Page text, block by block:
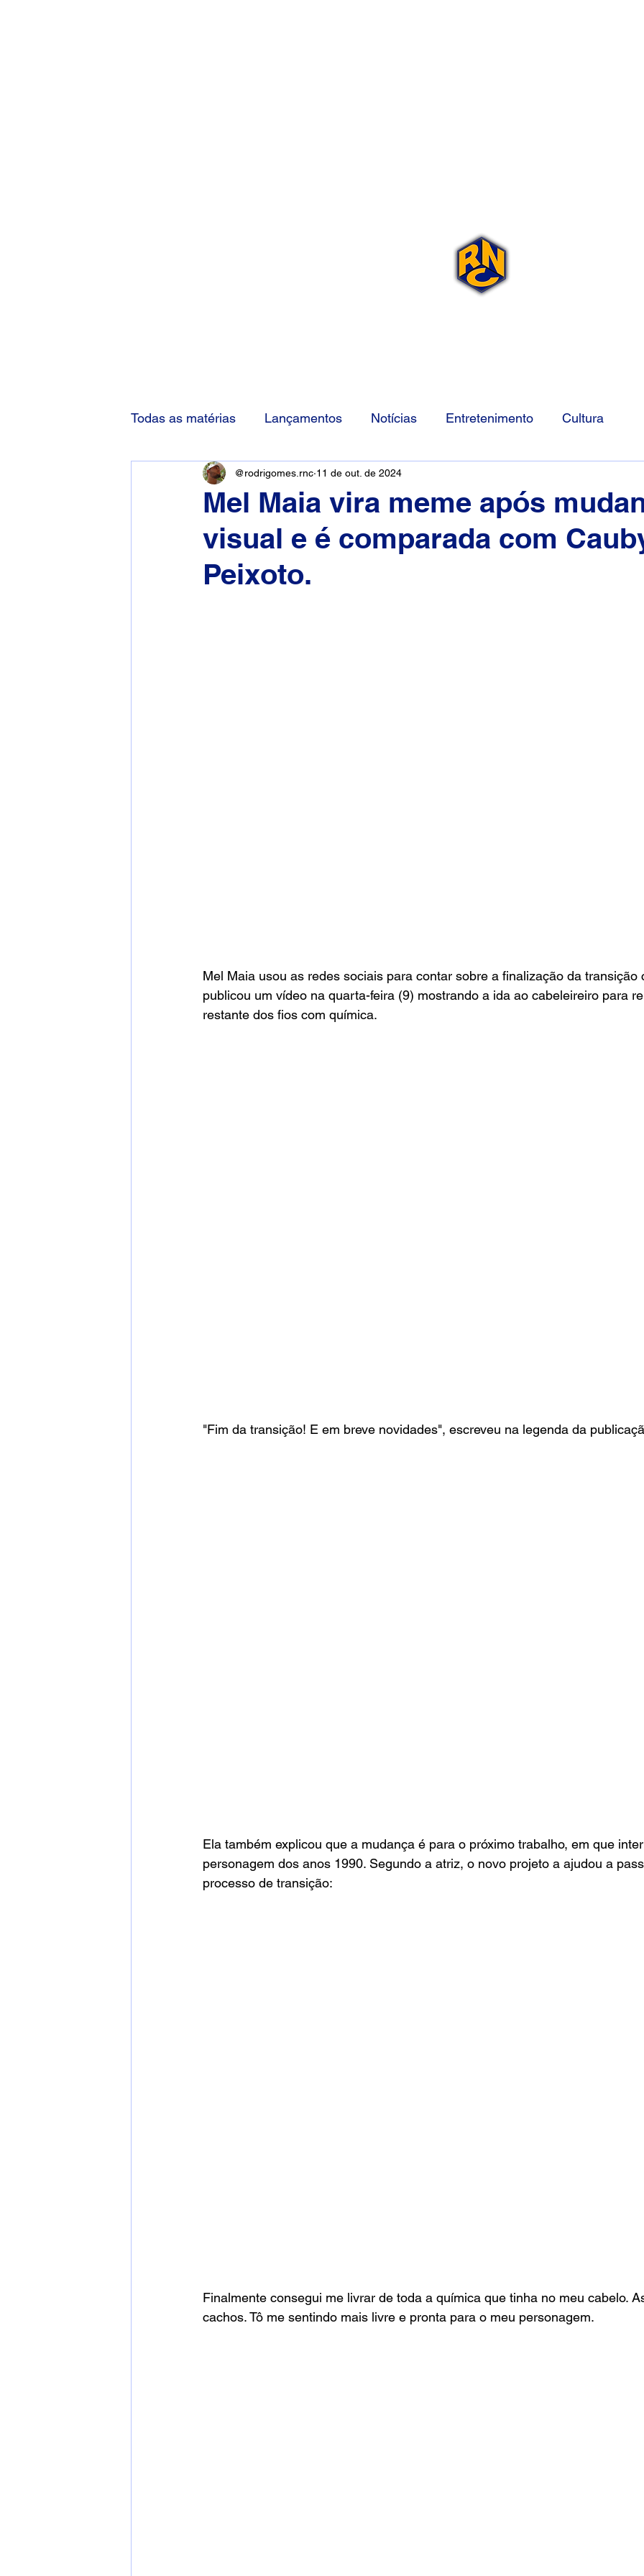
Todas as matérias Lançamentos Notícias Entretenimento Cultura
Mel Maia vira meme após
visual e é comparada com
Peixoto.
@rodrigomes.rnc 11 de out. de 2024
Mel Maia usou as redes sociais para contar sobre a finalização da transição
publicou um vídeo na quarta-feira (9) mostrando a ida ao cabeleireiro para
restante dos fios com química.
"Fim da transição! E em breve novidades", escreveu na legenda da
Ela também explicou que a mudança é para o próximo trabalho, em que
personagem dos anos 1990. Segundo a atriz, o novo projeto a ajudou a
processo de transição:
Finalmente consegui me livrar de toda a química que tinha no meu cabelo.
cachos. Tô me sentindo mais livre e pronta para o meu personagem.